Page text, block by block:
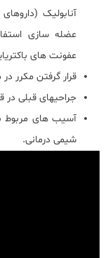
آنابولیک
عضله سازی
عفونت های
قرار گرفتن مکرر
جراحی‎های قبلی در قسمت تناسلی مثل جراحی فتق؛
آسیب های مربوط
شیمی درمانی.